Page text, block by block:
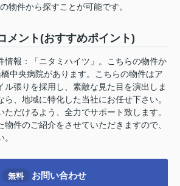
物件から探すことが可能です。
メント(おすすめポイント)
情報：「ニタミハイツ」。こちらの物件か
中央病院があります。こちらの物件はア
ル張りを採用し、素敵な見た目を演出しま
、地域に特化した当社にお任せ下さい。
ただけるよう、全力でサポート致します。
物件のご紹介をさせていただきますので、
無料 お問い合わせ